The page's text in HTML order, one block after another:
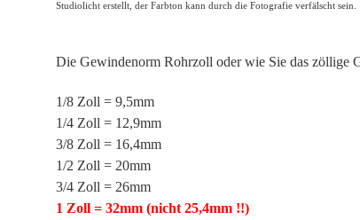
Studiolicht erstellt, der Farbton kann durch die Fotografie verfälscht sein.
Die Gewindenorm Rohrzoll oder wie Sie das zöllige
1/8 Zoll = 9,5mm
1/4 Zoll = 12,9mm
3/8 Zoll = 16,4mm
1/2 Zoll = 20mm
3/4 Zoll = 26mm
1 Zoll = 32mm (nicht 25,4mm !!)